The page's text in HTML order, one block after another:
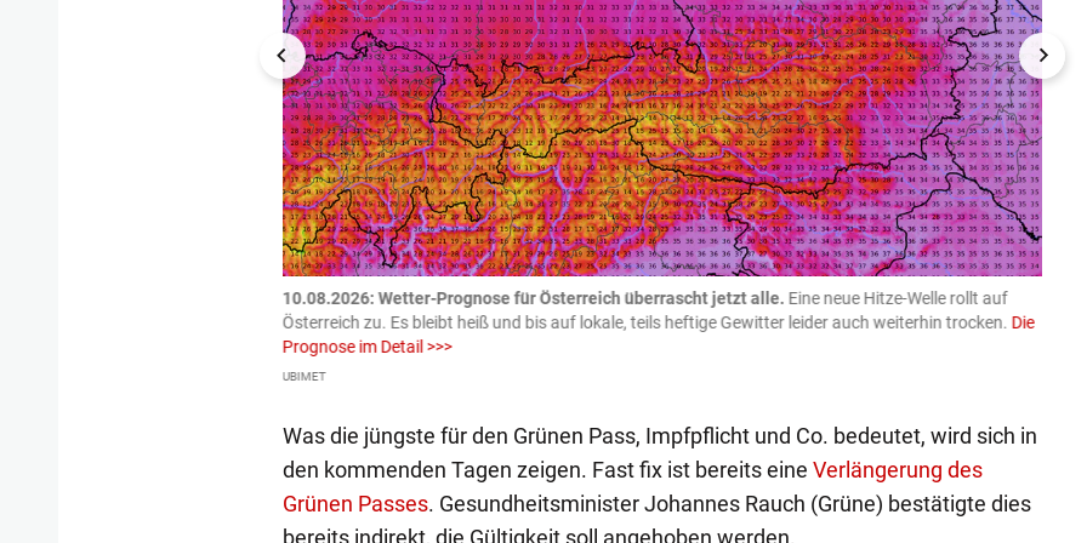
10.08.2026: Wetter-Prognose für Österreich überrascht jetzt alle. Eine neue Hitze-Welle rollt auf
Österreich zu. Es bleibt heiß und bis auf lokale, teils heftige Gewitter leider auch weiterhin trocken. Die
Prognose im Detail >>>
UBIMET
Was die jüngste für den Grünen Pass, Impfpflicht und Co. bedeutet, wird sich in
den kommenden Tagen zeigen. Fast fix ist bereits eine Verlängerung des
Grünen Passes. Gesundheitsminister Johannes Rauch (Grüne) bestätigte dies
bereits indirekt, die Gültigkeit soll angehoben werden.